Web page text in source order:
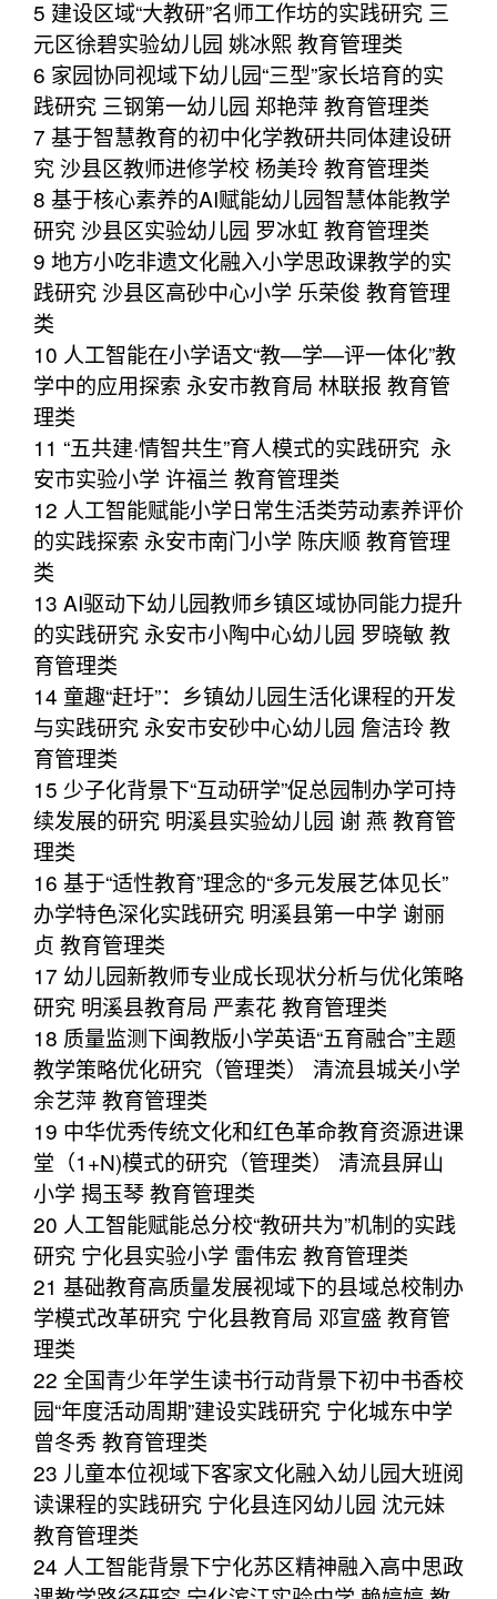
5 建设区域“大教研”名师工作坊的实践研究 三
元区徐碧实验幼儿园 姚冰熙 教育管理类
6 家园协同视域下幼儿园“三型”家长培育的实
践研究 三钢第一幼儿园 郑艳萍 教育管理类
7 基于智慧教育的初中化学教研共同体建设研
究 沙县区教师进修学校 杨美玲 教育管理类
8 基于核心素养的AI赋能幼儿园智慧体能教学
研究 沙县区实验幼儿园 罗冰虹 教育管理类
9 地方小吃非遗文化融入小学思政课教学的实
践研究 沙县区高砂中心小学 乐荣俊 教育管理
类
10 人工智能在小学语文“教—学—评一体化”教
学中的应用探索 永安市教育局 林联报 教育管
理类
11 “五共建·情智共生”育人模式的实践研究 永
安市实验小学 许福兰 教育管理类
12 人工智能赋能小学日常生活类劳动素养评价
的实践探索 永安市南门小学 陈庆顺 教育管理
类
13 AI驱动下幼儿园教师乡镇区域协同能力提升
的实践研究 永安市小陶中心幼儿园 罗晓敏 教
育管理类
14 童趣“赶圩”：乡镇幼儿园生活化课程的开发
与实践研究 永安市安砂中心幼儿园 詹洁玲 教
育管理类
15 少子化背景下“互动研学”促总园制办学可持
续发展的研究 明溪县实验幼儿园 谢 燕 教育管
理类
16 基于“适性教育”理念的“多元发展艺体见长”
办学特色深化实践研究 明溪县第一中学 谢丽
贞 教育管理类
17 幼儿园新教师专业成长现状分析与优化策略
研究 明溪县教育局 严素花 教育管理类
18 质量监测下闽教版小学英语“五育融合”主题
教学策略优化研究（管理类） 清流县城关小学
余艺萍 教育管理类
19 中华优秀传统文化和红色革命教育资源进课
堂（1+N)模式的研究（管理类） 清流县屏山
小学 揭玉琴 教育管理类
20 人工智能赋能总分校“教研共为”机制的实践
研究 宁化县实验小学 雷伟宏 教育管理类
21 基础教育高质量发展视域下的县域总校制办
学模式改革研究 宁化县教育局 邓宣盛 教育管
理类
22 全国青少年学生读书行动背景下初中书香校
园“年度活动周期”建设实践研究 宁化城东中学
曾冬秀 教育管理类
23 儿童本位视域下客家文化融入幼儿园大班阅
读课程的实践研究 宁化县连冈幼儿园 沈元妹
教育管理类
24 人工智能背景下宁化苏区精神融入高中思政